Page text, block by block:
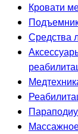
Кровати
Средства